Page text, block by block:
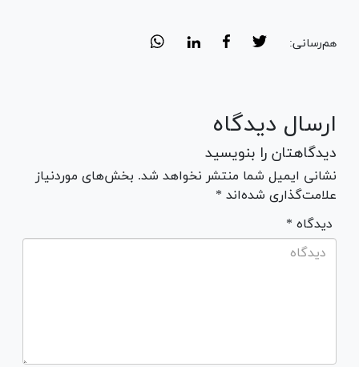
هم‌رسانی:
ارسال دیدگاه
دیدگاهتان را بنویسید
نشانی ایمیل شما منتشر نخواهد شد. بخش‌های موردنیاز
علامت‌گذاری شده‌اند *
* دیدگاه